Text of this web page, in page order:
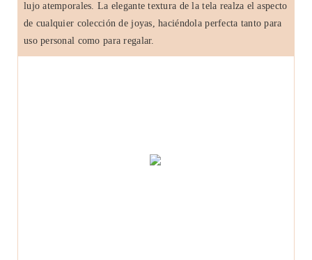
lujo atemporales. La elegante textura de la tela realza el aspecto
de cualquier colección de joyas, haciéndola perfecta tanto para
uso personal como para regalar.